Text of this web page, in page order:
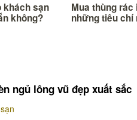
khách sạn
không?
Mua thùng
những tiêu chí
ngủ lông vũ đẹp xuất sắc